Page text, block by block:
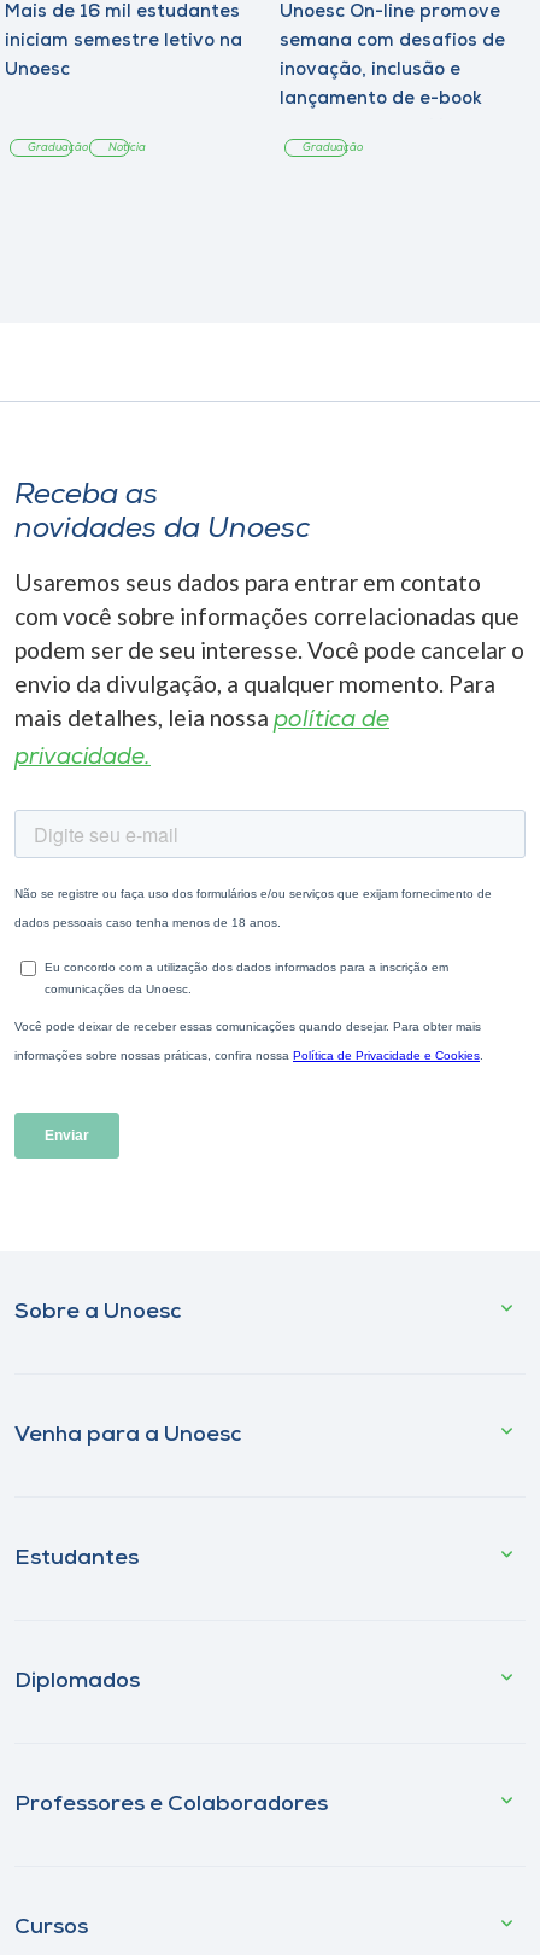
Mais de 16 mil estudantes
iniciam semestre letivo na
Unoesc
Graduação Notícia
Unoesc On-line promove
semana com desafios de
inovação, inclusão e
lançamento de e-book
Graduação
Receba as
novidades da Unoesc
Usaremos seus dados para entrar em contato
com você sobre informações correlacionadas que
podem ser de seu interesse. Você pode cancelar o
envio da divulgação, a qualquer momento. Para
mais detalhes, leia nossa política de
privacidade.
Sobre a Unoesc
Venha para a Unoesc
Estudantes
Diplomados
Professores e Colaboradores
Cursos